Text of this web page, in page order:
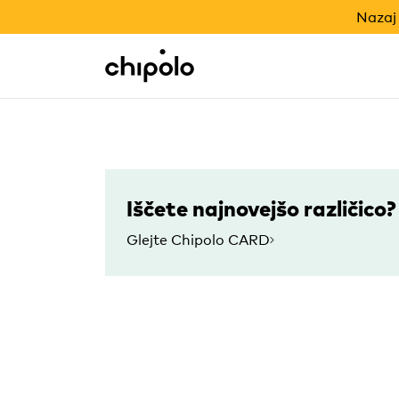
Chipolo - Home page
Integracije
Iščete najnovejšo različico?
Glejte Chipolo CARD